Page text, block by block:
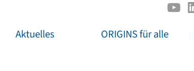
Aktuelles ORIGINS für alle